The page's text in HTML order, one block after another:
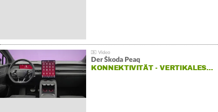
Der Škoda Peaq
KONNEKTIVITÄT - VERTIKALES…